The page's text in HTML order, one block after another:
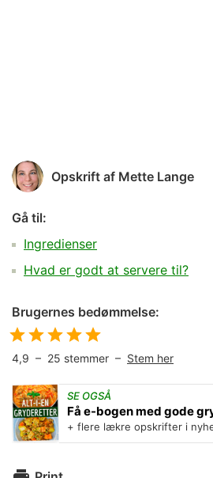
Opskrift af Mette Lange
Gå til:
Ingredienser
Hvad er godt at servere til?
Brugernes bedømmelse:
4,9 – 25 stemmer – Stem her
SE OGSÅ
Få e-bogen med gode
+ flere lækre opskrifter i